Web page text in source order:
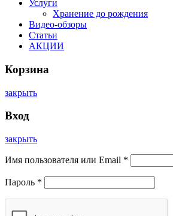
Услуги
Хранение до рождения
Видео-обзоры
Статьи
АКЦИИ
Корзина
закрыть
Вход
закрыть
Имя пользователя или Email *
Пароль *